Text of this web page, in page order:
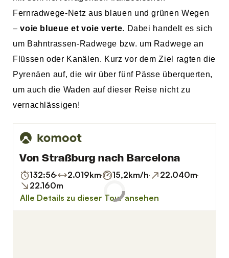
Fernradwege-Netz aus blauen und grünen Wegen
–voie blueue et voie verte. Dabei handelt es sich
um Bahntrassen-Radwege bzw. um Radwege an
Flüssen oder Kanälen. Kurz vor dem Ziel ragten die
Pyrenäen auf, die wir über fünf Pässe überquerten,
um auch die Waden auf dieser Reise nicht zu
vernachlässigen!